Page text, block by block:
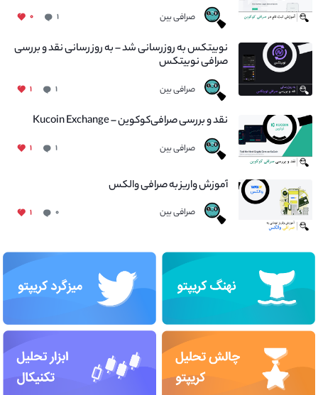
صرافی بین ۱ ۰
نوبیتکس به روزرسانی شد – به روز رسانی نقد و بررسی
صرافی نوبیتکس
صرافی بین ۱ ۱
نقد و بررسی صرافی‌کوکوین – Kucoin Exchange
صرافی بین ۱ ۱
آموزش واریز به صرافی والکس
صرافی بین ۰ ۱